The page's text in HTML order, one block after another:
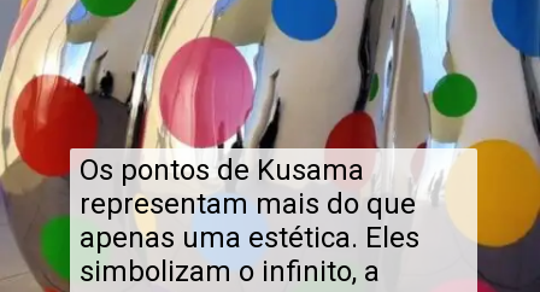
Os pontos de Kusama
representam mais do que
apenas uma estética. Eles
simbolizam o infinito, a